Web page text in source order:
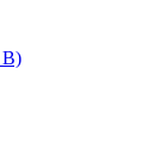
B)